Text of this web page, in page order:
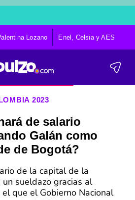
Lozano Enel, Celsia y AES
2023
de salario
Galán como
de Bogotá?
de la capital de la
sueldazo gracias al
que el Gobierno Nacional